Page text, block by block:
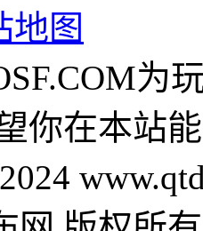
地图
为
你在本站